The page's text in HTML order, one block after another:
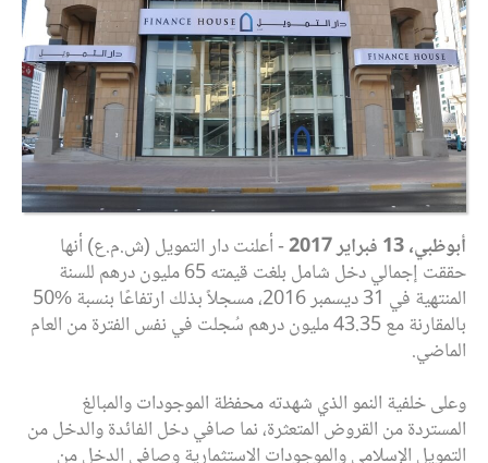
أبوظبي، 13 فبراير 2017
- أعلنت دار التمويل (ش.م.ع) أنها
حققت إجمالي دخل شامل بلغت قيمته 65 مليون درهم للسنة
المنتهية في 31 ديسمبر 2016، مسجلاً بذلك ارتفاعًا بنسبة %50
بالمقارنة مع 43.35 مليون درهم سُجلت في نفس الفترة من العام
الماضي.
وعلى خلفية النمو الذي شهدته محفظة الموجودات والمبالغ
المستردة من القروض المتعثرة، نما صافي دخل الفائدة والدخل من